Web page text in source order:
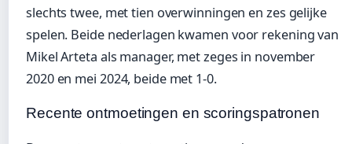
slechts twee, met tien overwinningen en zes gelijke
spelen. Beide nederlagen kwamen voor rekening van
Mikel Arteta als manager, met zeges in november
2020 en mei 2024, beide met 1-0.
Recente ontmoetingen en scoringspatronen